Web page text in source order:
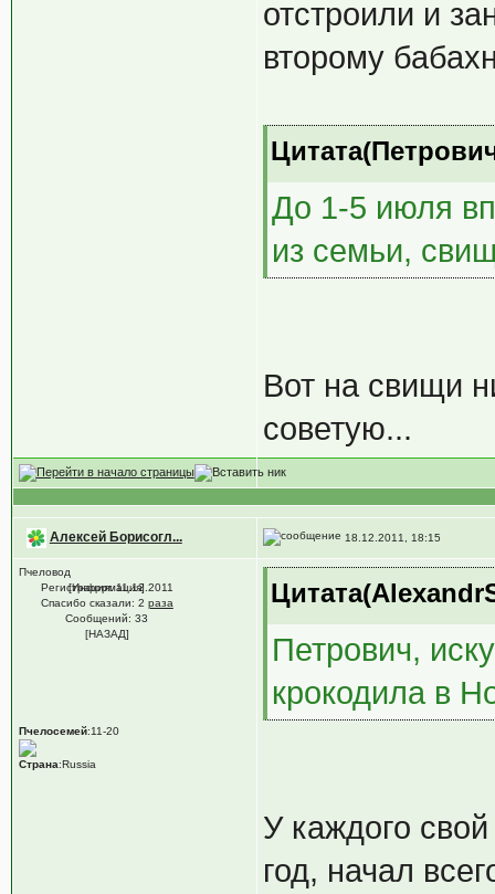
отстроили и
второму
До 1-5 июля
из семьи,
Вот на свищи
советую...
Алексей Борисогл... 18.12.2011, 18:15
Пчеловод
[Информация]
Регистрация: 11.12.2011
Спасибо сказали: 2 раза
Сообщений: 33
[НАЗАД]
Пчелосемей:11-20
Страна:Russia
Петрович,
крокодила в
У каждого
год, начал